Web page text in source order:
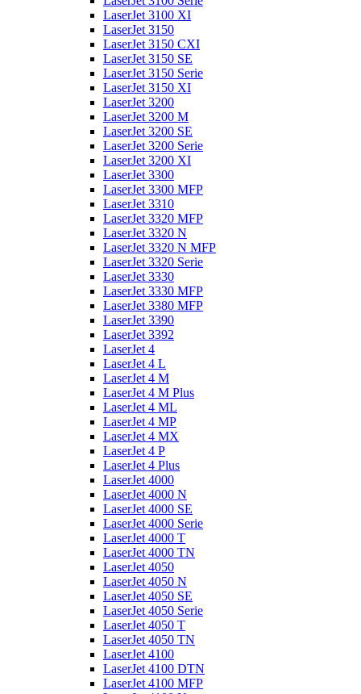
LaserJet 3100 XI
LaserJet 3150
LaserJet 3150 CXI
LaserJet 3150 SE
LaserJet 3150 Serie
LaserJet 3150 XI
LaserJet 3200
LaserJet 3200 M
LaserJet 3200 SE
LaserJet 3200 Serie
LaserJet 3200 XI
LaserJet 3300
LaserJet 3300 MFP
LaserJet 3310
LaserJet 3320 MFP
LaserJet 3320 N
LaserJet 3320 N MFP
LaserJet 3320 Serie
LaserJet 3330
LaserJet 3330 MFP
LaserJet 3380 MFP
LaserJet 3390
LaserJet 3392
LaserJet 4
LaserJet 4 L
LaserJet 4 M
LaserJet 4 M Plus
LaserJet 4 ML
LaserJet 4 MP
LaserJet 4 MX
LaserJet 4 P
LaserJet 4 Plus
LaserJet 4000
LaserJet 4000 N
LaserJet 4000 SE
LaserJet 4000 Serie
LaserJet 4000 T
LaserJet 4000 TN
LaserJet 4050
LaserJet 4050 N
LaserJet 4050 SE
LaserJet 4050 Serie
LaserJet 4050 T
LaserJet 4050 TN
LaserJet 4100
LaserJet 4100 DTN
LaserJet 4100 MFP